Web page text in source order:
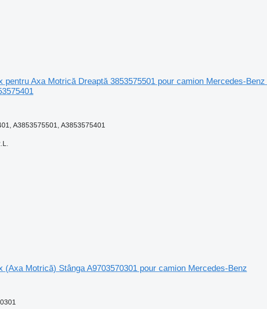
pentru Axa Motrică Dreaptă 3853575501 pour camion Mercedes-
A3853575501, A3853575401
(Axa Motrică) Stânga A9703570301 pour camion Mercedes-Benz